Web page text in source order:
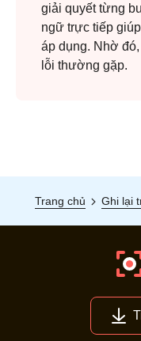
giải quyết từng
ngữ trực tiếp
áp dụng. Nhờ
lỗi thường gặp.
Trang chủ Ghi lại